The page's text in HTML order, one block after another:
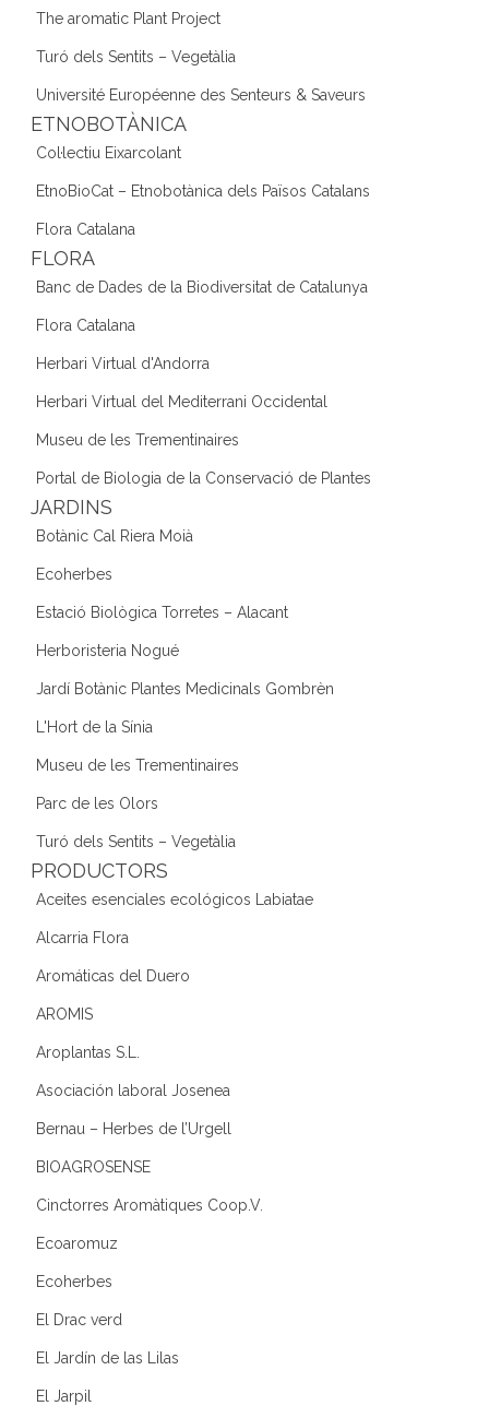
The aromatic Plant Project
Turó dels Sentits – Vegetàlia
Université Européenne des Senteurs & Saveurs
ETNOBOTÀNICA
Col·lectiu Eixarcolant
EtnoBioCat – Etnobotànica dels Països Catalans
Flora Catalana
FLORA
Banc de Dades de la Biodiversitat de Catalunya
Flora Catalana
Herbari Virtual d'Andorra
Herbari Virtual del Mediterrani Occidental
Museu de les Trementinaires
Portal de Biologia de la Conservació de Plantes
JARDINS
Botànic Cal Riera Moià
Ecoherbes
Estació Biològica Torretes – Alacant
Herboristeria Nogué
Jardí Botànic Plantes Medicinals Gombrèn
L'Hort de la Sínia
Museu de les Trementinaires
Parc de les Olors
Turó dels Sentits – Vegetàlia
PRODUCTORS
Aceites esenciales ecológicos Labiatae
Alcarria Flora
Aromáticas del Duero
AROMIS
Aroplantas S.L.
Asociación laboral Josenea
Bernau – Herbes de l’Urgell
BIOAGROSENSE
Cinctorres Aromàtiques Coop.V.
Ecoaromuz
Ecoherbes
El Drac verd
El Jardín de las Lilas
El Jarpil